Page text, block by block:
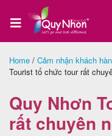
Trang
Home / Cảm nhận khách
Tourist tổ chức tour rất
Quy Nhơn
rất chuyên